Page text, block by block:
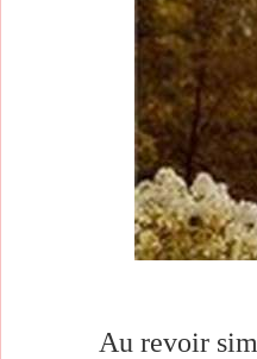
Au revoir